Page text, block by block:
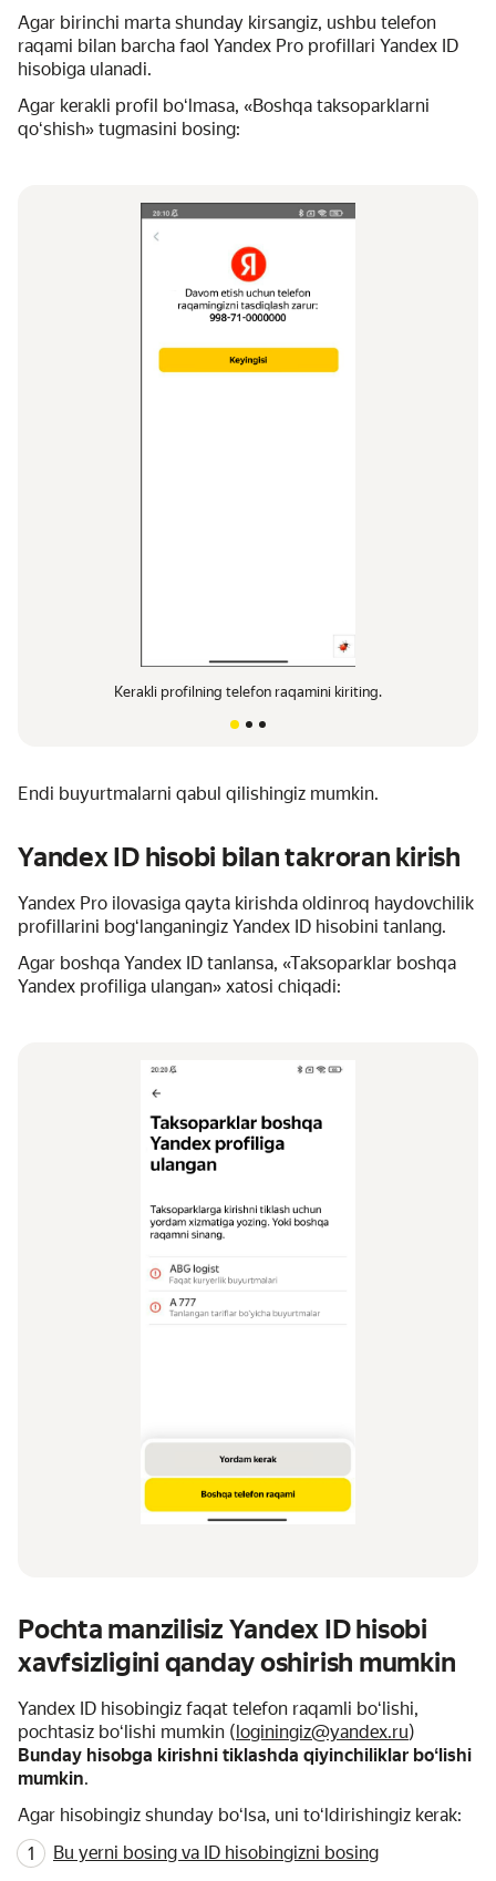
Agar birinchi marta shunday kirsangiz, ushbu telefon
raqami bilan barcha faol Yandex Pro profillari Yandex ID
hisobiga ulanadi.
Agar kerakli profil boʻlmasa, «Boshqa taksoparklarni
qoʻshish» tugmasini bosing:
Kerakli profilning telefon raqamini kiriting.
Endi buyurtmalarni qabul qilishingiz mumkin.
Yandex ID hisobi bilan takroran kirish
Yandex Pro ilovasiga qayta kirishda oldinroq haydovchilik
profillarini bogʻlanganingiz Yandex ID hisobini tanlang.
Agar boshqa Yandex ID tanlansa, «Taksoparklar boshqa
Yandex profiliga ulangan» xatosi chiqadi:
Pochta manzilisiz Yandex ID hisobi
xavfsizligini qanday oshirish mumkin
Yandex ID hisobingiz faqat telefon raqamli boʻlishi,
pochtasiz boʻlishi mumkin (loginingiz@yandex.ru)
Bunday hisobga kirishni tiklashda qiyinchiliklar boʻlishi
mumkin.
Agar hisobingiz shunday boʻlsa, uni toʻldirishingiz kerak:
Bu yerni bosing va ID hisobingizni bosing